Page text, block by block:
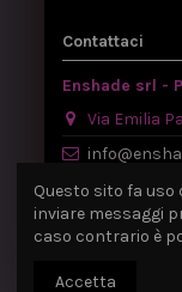
Contattaci
Enshade srl -
Via Emilia
P.IVA:
Questo sito fa uso
inviare messaggi
caso contrario è
Accetta